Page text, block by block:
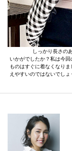
しっかり長さの
いかがでしたか？私は今
ものはすぐに着なくなり
えやすいのではないでし